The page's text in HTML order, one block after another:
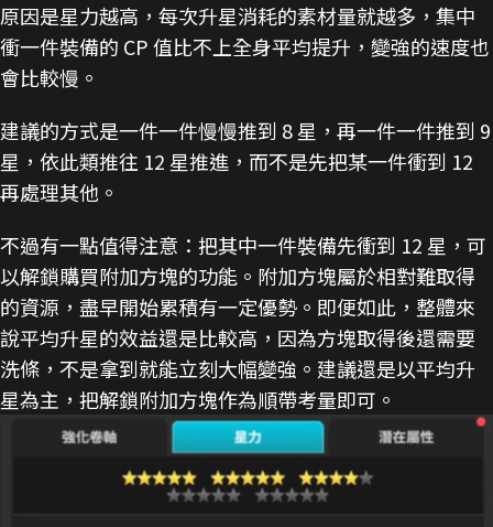
原因是星力越高，每次升星消耗的素材量就越多，集中
衝一件裝備的 CP 值比不上全身平均提升，變強的速度也
會比較慢。
建議的方式是一件一件慢慢推到 8 星，再一件一件推到 9
星，依此類推往 12 星推進，而不是先把某一件衝到 12
再處理其他。
不過有一點值得注意：把其中一件裝備先衝到 12 星，可
以解鎖購買附加方塊的功能。附加方塊屬於相對難取得
的資源，盡早開始累積有一定優勢。即便如此，整體來
說平均升星的效益還是比較高，因為方塊取得後還需要
洗條，不是拿到就能立刻大幅變強。建議還是以平均升
星為主，把解鎖附加方塊作為順帶考量即可。